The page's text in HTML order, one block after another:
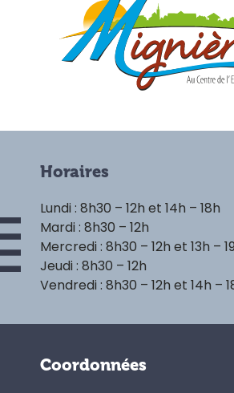
Horaires
Lundi : 8h30 – 12h et 14h – 18h
Mardi : 8h30 – 12h
Mercredi : 8h30 – 12h et 13h –
Jeudi : 8h30 – 12h
Vendredi : 8h30 – 12h et 14h –
Coordonnées